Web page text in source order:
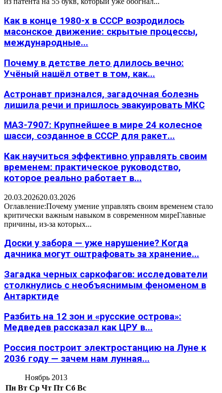
Как в конце 1980-х в СССР возродилось
масонское движение: скрытые процессы,
международные...
Почему в детстве лето длилось вечно:
Учёный нашёл ответ в том, как...
Астронавт признался, загадочная болезнь
лишила речи и пришлось эвакуировать МКС
МАЗ-7907: Крупнейшее в мире 24 колесное
шасси, созданное в СССР для ракет...
Как научиться эффективно управлять своим
временем: практическое руководство,
которое реально работает в...
20.03.202620.03.2026
Оглавление:Почему умение управлять своим временем стало
критически важным навыком в современном миреГлавные
причины, из-за которых...
Доски у забора — уже нарушение? Когда
дачника могут оштрафовать за хранение...
Загадка черных саркофагов: исследователи
столкнулись с необъяснимым феноменом в
Антарктиде
Разбить на 12 зон и «русские острова»:
Медведев рассказал как ЦРУ в...
Россия построит электростанцию на Луне к
2036 году — зачем нам лунная...
Ноябрь 2013
Пн Вт Ср Чт Пт Сб Вс